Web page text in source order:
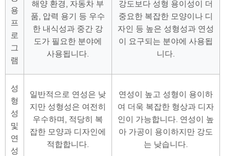
용
프
로
그
램
해양 환경, 자동차 부
품, 압력 용기 등 우수
한 내식성과 중간 강
도가 필요한 분야에
사용됩니다.
강도보다 성형 용이성이 더
중요한 복잡한 모양이나 디
자인 등 높은 성형성과 연성
이 요구되는 분야에 사용됩
니다.
성
형
성
및
연
성
일반적으로 연성은 낮
지만 성형성은 여전히
우수하며, 적당히 복
잡한 모양과 디자인에
적합합니다.
연성이 높고 성형이 용이하
여 더욱 복잡한 형상과 디자
인이 가능합니다. 연성이 높
아 가공이 용이하지만 강도
는 낮습니다.